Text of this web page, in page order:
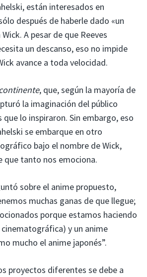
están interesados ​​en
después de haberle dado «un
A pesar de que Reeves
un descanso, eso no impide
avance a toda velocidad.
, que, según la mayoría de
la imaginación del público
que lo inspiraron. Sin embargo, eso
se embarque en otro
bajo el nombre de Wick,
que tanto nos emociona.
sobre el anime propuesto,
muchas ganas de que llegue;
porque estamos haciendo
y un anime
mucho el anime japonés”.
proyectos diferentes se debe a